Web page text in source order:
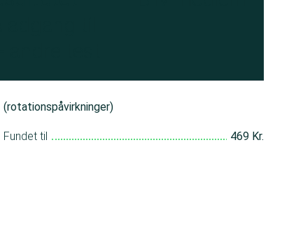
(rotationspåvirkninger)
Fundet til 469 Kr.